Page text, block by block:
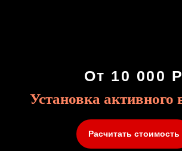
От 10 000 Р
Установка активного
Расчитать стоимость